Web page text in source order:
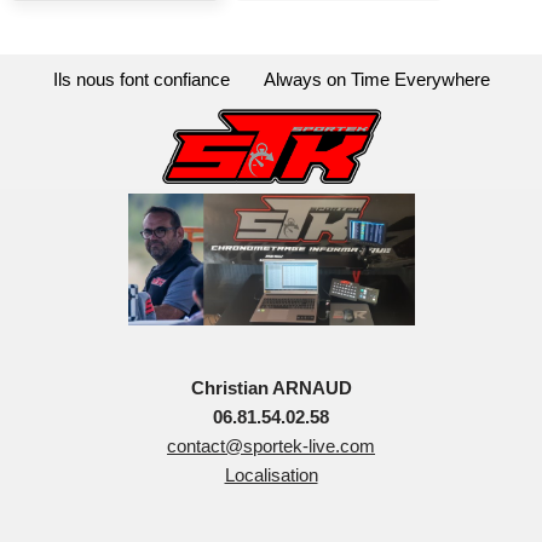
Ils nous font confiance Always on Time Everywhere
Christian ARNAUD
06.81.54.02.58
contact@sportek-live.com
Localisation